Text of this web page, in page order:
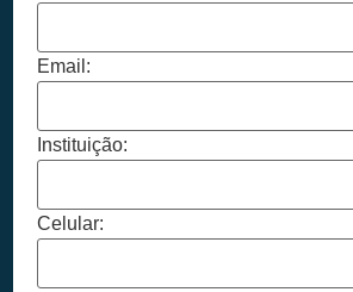
Email:
Instituição:
Celular: